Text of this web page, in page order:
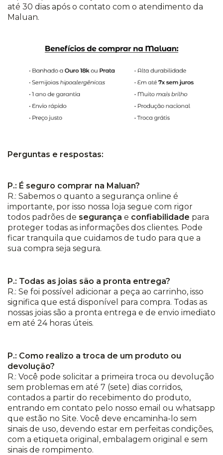
até 30 dias após o contato com o atendimento da
Maluan.
Perguntas e respostas:
P.: É seguro comprar na Maluan?
R.: Sabemos o quanto a segurança online é
importante, por isso nossa loja segue com rigor
todos padrões de segurança e confiabilidade para
proteger todas as informações dos clientes. Pode
ficar tranquila que cuidamos de tudo para que a
sua compra seja segura.
P.: Todas as joias são a pronta entrega?
R.: Se foi possível adicionar a peça ao carrinho, isso
significa que está disponível para compra. Todas as
nossas joias são a pronta entrega e de envio imediato
em até 24 horas úteis.
P.: Como realizo a troca de um produto ou
devolução?
R.: Você pode solicitar a primeira troca ou devolução
sem problemas em até 7 (sete) dias corridos,
contados a partir do recebimento do produto,
entrando em contato pelo nosso email ou whatsapp
que estão no Site. Você deve encaminha-lo sem
sinais de uso, devendo estar em perfeitas condições,
com a etiqueta original, embalagem original e sem
sinais de rompimento.